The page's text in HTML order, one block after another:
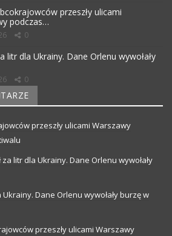
przeszły ulicami
podczas…
0
litr dla Ukrainy. Dane Orlenu wywołały
0
przeszły ulicami Warszawy
za litr dla Ukrainy. Dane Orlenu wywołały
Ukrainy. Dane Orlenu wywołały burzę w
przeszły ulicami Warszawy